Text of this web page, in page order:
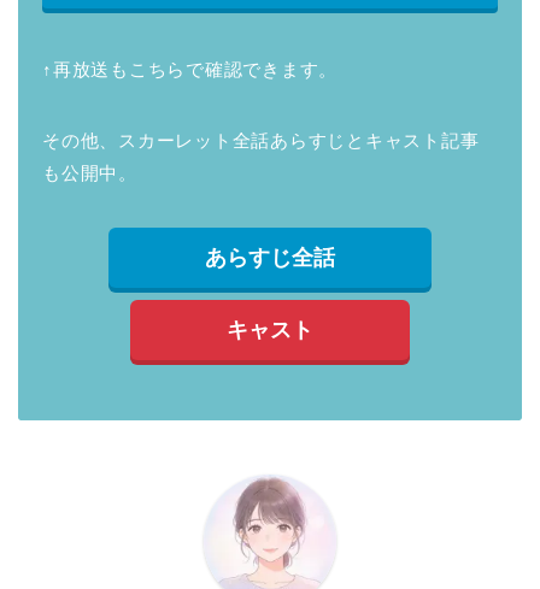
↑再放送もこちらで確認できます。
その他、スカーレット全話あらすじとキャスト記事
も公開中。
あらすじ全話
キャスト